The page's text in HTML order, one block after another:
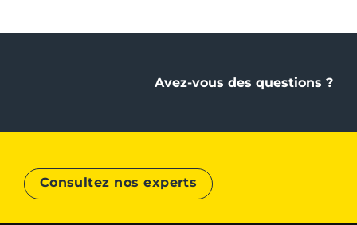
Avez-vous des questions ?
Consultez nos experts